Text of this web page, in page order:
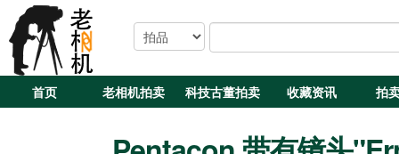
首页 老相机拍卖 科技古董拍卖 收藏资讯 拍